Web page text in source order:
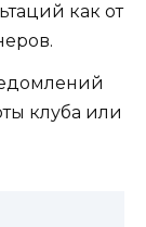
как от
клуба или